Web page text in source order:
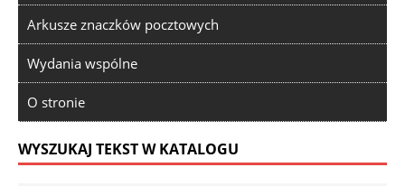
Arkusze znaczków pocztowych
Wydania wspólne
O stronie
WYSZUKAJ TEKST W KATALOGU